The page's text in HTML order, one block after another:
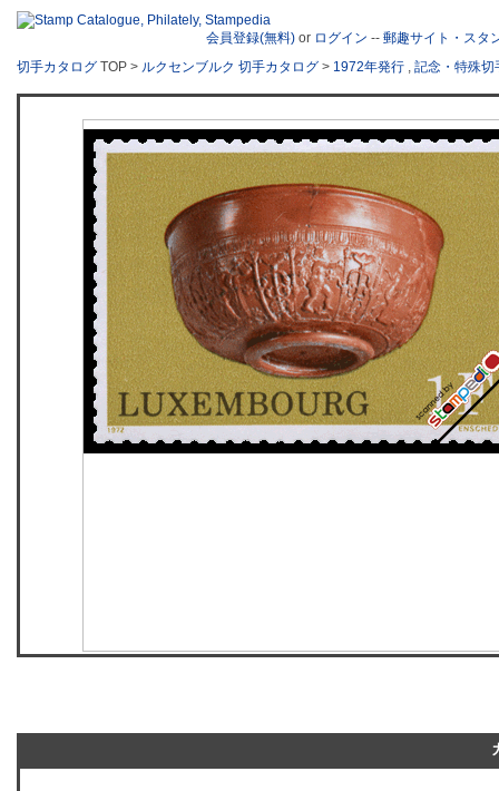
会員登録(無料) or ログイン -- 郵趣サイト・スタ
切手カタログ TOP > ルクセンブルク 切手カタログ > 1972年発行 , 記念・特殊切